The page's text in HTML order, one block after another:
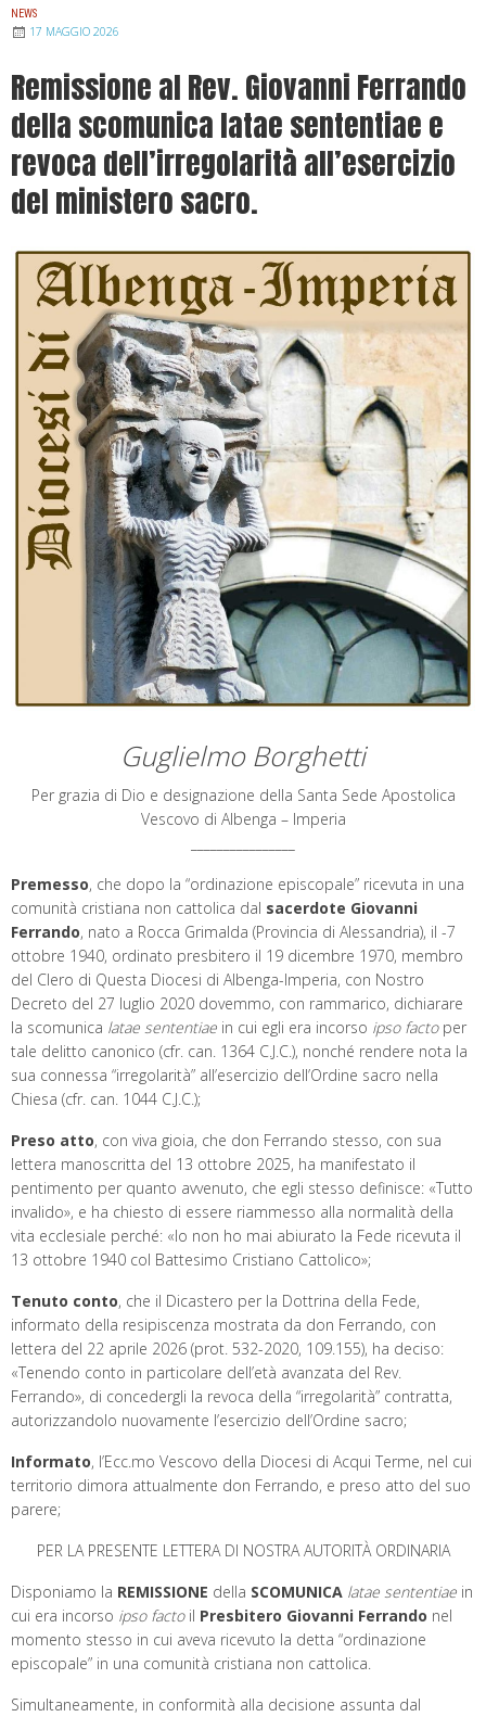
NEWS
17 MAGGIO 2026
Remissione al Rev. Giovanni Ferrando
della scomunica latae sententiae e
revoca dell’irregolarità all’esercizio
del ministero sacro.
Guglielmo Borghetti
Per grazia di Dio e designazione della Santa Sede Apostolica
Vescovo di Albenga – Imperia
Premesso, che dopo la “ordinazione episcopale” ricevuta in una
comunità cristiana non cattolica dal sacerdote Giovanni
Ferrando, nato a Rocca Grimalda (Provincia di Alessandria), il -7
ottobre 1940, ordinato presbitero il 19 dicembre 1970, membro
del Clero di Questa Diocesi di Albenga-Imperia, con Nostro
Decreto del 27 luglio 2020 dovemmo, con rammarico, dichiarare
la scomunica latae sententiae in cui egli era incorso ipso factoper
tale delitto canonico (cfr. can. 1364 C.J.C.), nonché rendere nota la
sua connessa “irregolarità” all’esercizio dell’Ordine sacro nella
Chiesa (cfr. can. 1044 C.J.C.);
Preso atto, con viva gioia, che don Ferrando stesso, con sua
lettera manoscritta del 13 ottobre 2025, ha manifestato il
pentimento per quanto avvenuto, che egli stesso definisce: «Tutto
invalido», e ha chiesto di essere riammesso alla normalità della
vita ecclesiale perché: «Io non ho mai abiurato la Fede ricevuta il
13 ottobre 1940 col Battesimo Cristiano Cattolico»;
Tenuto conto, che il Dicastero per la Dottrina della Fede,
informato della resipiscenza mostrata da don Ferrando, con
lettera del 22 aprile 2026 (prot. 532-2020, 109.155), ha deciso:
«Tenendo conto in particolare dell’età avanzata del Rev.
Ferrando», di concedergli la revoca della “irregolarità” contratta,
autorizzandolo nuovamente l’esercizio dell’Ordine sacro;
Informato, l’Ecc.mo Vescovo della Diocesi di Acqui Terme, nel cui
territorio dimora attualmente don Ferrando, e preso atto del suo
parere;
PER LA PRESENTE LETTERA DI NOSTRA AUTORITÀ ORDINARIA
Disponiamo la REMISSIONE della SCOMUNICA latae sententiae in
cui era incorso ipso factoil Presbitero Giovanni Ferrando nel
momento stesso in cui aveva ricevuto la detta “ordinazione
episcopale” in una comunità cristiana non cattolica.
Simultaneamente, in conformità alla decisione assunta dal